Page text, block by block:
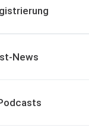
News